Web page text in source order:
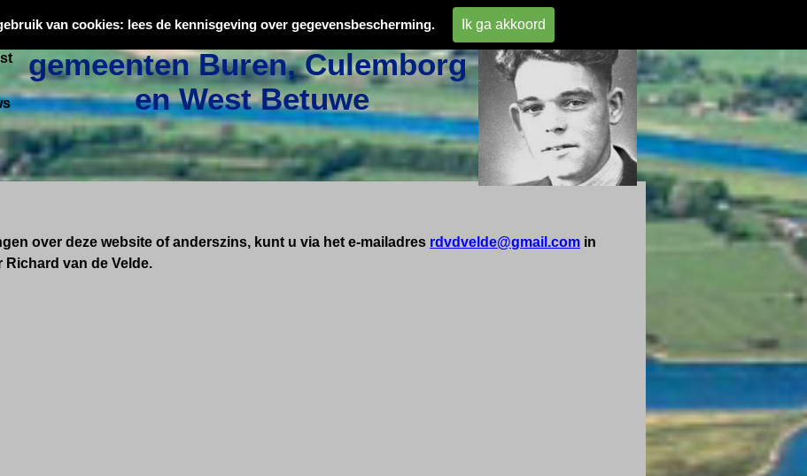
van cookies: lees de kennisgeving over gegevensbescherming. Ik ga akkoord
Oorlogsslachtoffers uit
gemeenten Buren, Culemborg
en West Betuwe
over deze website of anderszins, kunt u via het e-mailadres rdvdvelde@gmail.com in
van de Velde.